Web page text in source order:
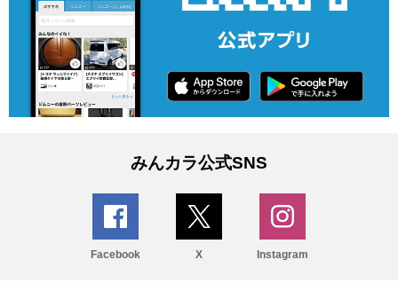
みんカラ公式SNS
Facebook X Instagram